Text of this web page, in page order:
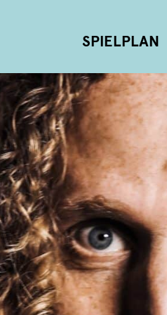
SPIELPLAN